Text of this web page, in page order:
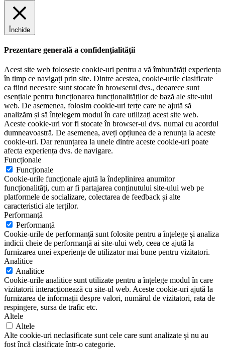
Închide
Prezentare generală a confidențialității
Acest site web folosește cookie-uri pentru a vă îmbunătăți experiența
în timp ce navigați prin site. Dintre acestea, cookie-urile clasificate
ca fiind necesare sunt stocate în browserul dvs., deoarece sunt
esențiale pentru funcționarea funcționalităților de bază ale site-ului
web. De asemenea, folosim cookie-uri terțe care ne ajută să
analizăm și să înțelegem modul în care utilizați acest site web.
Aceste cookie-uri vor fi stocate în browser-ul dvs. numai cu acordul
dumneavoastră. De asemenea, aveți opțiunea de a renunța la aceste
cookie-uri. Dar renunțarea la unele dintre aceste cookie-uri poate
afecta experiența dvs. de navigare.
Funcționale
Funcționale
Cookie-urile funcționale ajută la îndeplinirea anumitor
funcționalități, cum ar fi partajarea conținutului site-ului web pe
platformele de socializare, colectarea de feedback și alte
caracteristici ale terților.
Performanţă
Performanţă
Cookie-urile de performanță sunt folosite pentru a înțelege și analiza
indicii cheie de performanță ai site-ului web, ceea ce ajută la
furnizarea unei experiențe de utilizator mai bune pentru vizitatori.
Analitice
Analitice
Cookie-urile analitice sunt utilizate pentru a înțelege modul în care
vizitatorii interacționează cu site-ul web. Aceste cookie-uri ajută la
furnizarea de informații despre valori, numărul de vizitatori, rata de
respingere, sursa de trafic etc.
Altele
Altele
Alte cookie-uri neclasificate sunt cele care sunt analizate și nu au
fost încă clasificate într-o categorie.